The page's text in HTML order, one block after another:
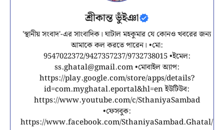
শ্রীকান্ত ভুঁইঞা
'স্থানীয় সংবাদ'-এর সাংবাদিক। ঘাটাল মহকুমার যে কোনও খবরের জন্য
আমাকে কল করতে পারেন। •মো:
9547022372/9427357237/9732738015 •ইমেল:
ss.ghatal@gmail.com•মোবাইল অ্যাপ:
https://play.google.com/store/apps/details?
id=com.myghatal.eportal&hl=en ইউটিউব:
https://www.youtube.com/c/SthaniyaSambad
•ফেসবুক:
https://www.facebook.com/SthaniyaSambad.Ghatal/